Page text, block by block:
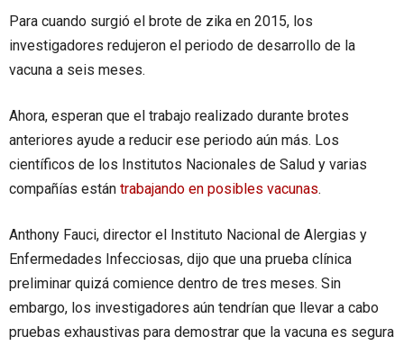
Para cuando surgió el brote de zika en 2015, los
investigadores redujeron el periodo de desarrollo de la
vacuna a seis meses.
Ahora, esperan que el trabajo realizado durante brotes
anteriores ayude a reducir ese periodo aún más. Los
científicos de los Institutos Nacionales de Salud y varias
compañías están trabajando en posibles vacunas.
Anthony Fauci, director el Instituto Nacional de Alergias y
Enfermedades Infecciosas, dijo que una prueba clínica
preliminar quizá comience dentro de tres meses. Sin
embargo, los investigadores aún tendrían que llevar a cabo
pruebas exhaustivas para demostrar que la vacuna es segura